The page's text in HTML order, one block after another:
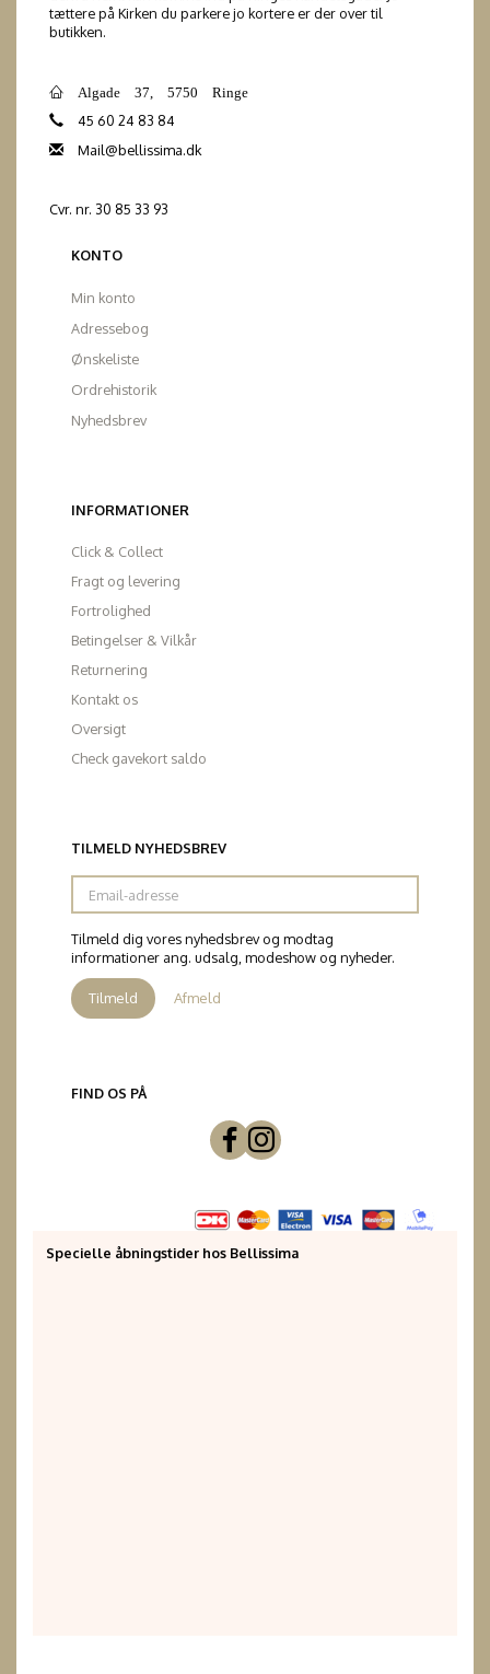
tættere på Kirken du parkere jo kortere er der over til
butikken.
Algade 37, 5750 Ringe
45 60 24 83 84
Mail@bellissima.dk
Cvr. nr. 30 85 33 93
KONTO
Min konto
Adressebog
Ønskeliste
Ordrehistorik
Nyhedsbrev
INFORMATIONER
Click & Collect
Fragt og levering
Fortrolighed
Betingelser & Vilkår
Returnering
Kontakt os
Oversigt
Check gavekort saldo
TILMELD NYHEDSBREV
Email-
adresse
Tilmeld dig vores nyhedsbrev og modtag
informationer ang. udsalg, modeshow og nyheder.
Tilmeld Afmeld
FIND OS PÅ
Specielle åbningstider hos Bellissima